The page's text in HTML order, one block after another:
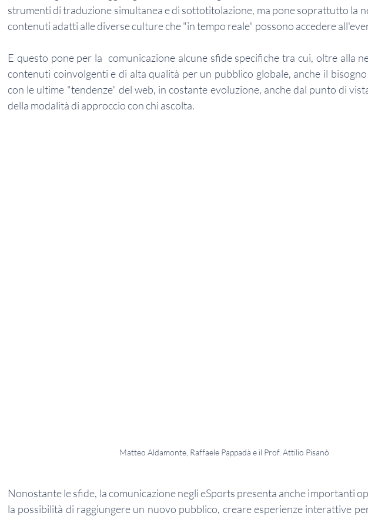
strumenti di traduzione simultanea e di sottotitolazione, ma pone soprattutto la
contenuti adatti alle diverse culture che "in tempo reale" possono accedere
E questo pone per la  comunicazione alcune sfide specifiche tra cui, oltre alla
contenuti coinvolgenti e di alta qualità per un pubblico globale, anche il
con le ultime "tendenze" del web, in costante evoluzione, anche dal punto di
della modalità di approccio con chi ascolta.
Matteo Aldamonte, Raffaele Pappadà e il Prof. Attilio Pisanò
Nonostante le sfide, la comunicazione negli eSports presenta anche importanti
la possibilità di raggiungere un nuovo pubblico, creare esperienze interattive